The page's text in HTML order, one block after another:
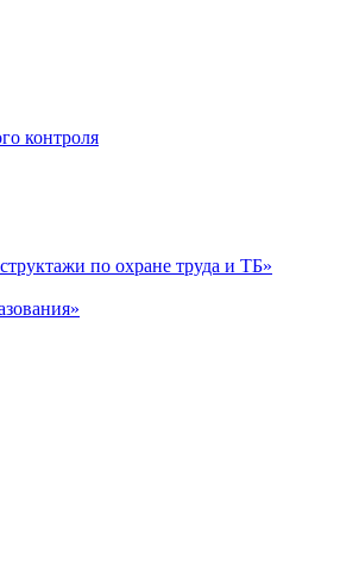
контроля
по охране труда и ТБ»